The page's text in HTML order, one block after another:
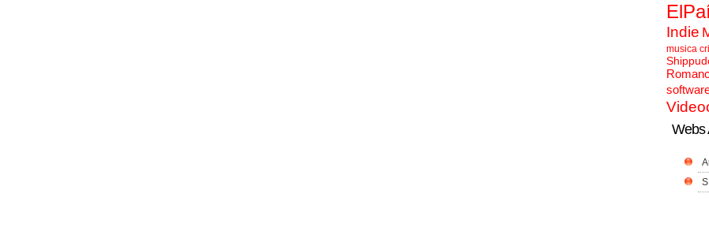
Indie
musica
Webs